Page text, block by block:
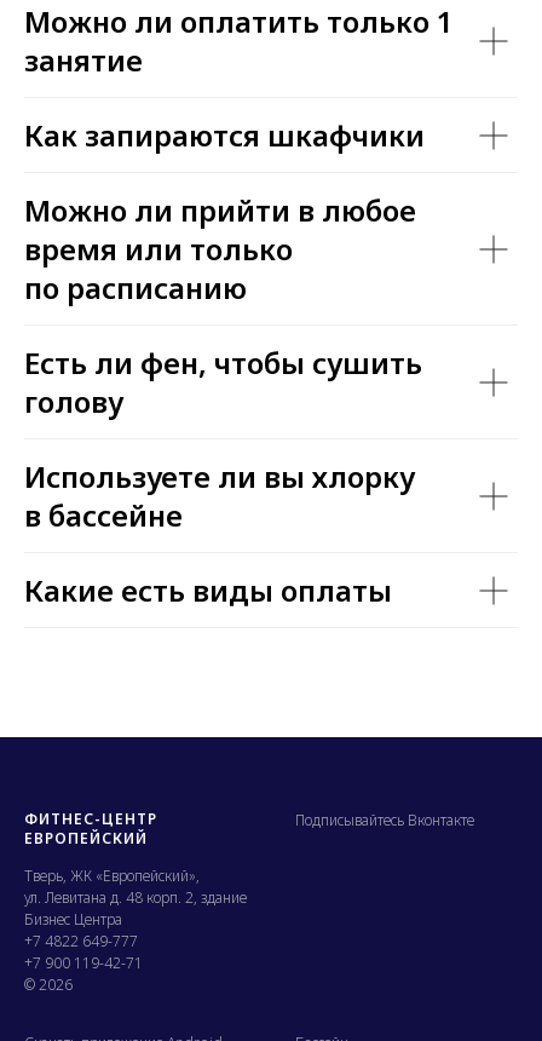
Можно ли оплатить только 1
занятие
Как запираются шкафчики
Можно ли прийти в любое
время или только
по расписанию
Есть ли фен, чтобы сушить
голову
Используете ли вы хлорку
в бассейне
Какие есть виды оплаты
ФИТНЕС-ЦЕНТР
ЕВРОПЕЙСКИЙ
Тверь, ЖК «Европейский»,
ул. Левитана д. 48 корп. 2, здание
Бизнес Центра
+7 4822 649-777
+7 900 119-42-71
© 2026
Подписывайтесь Вконтакте